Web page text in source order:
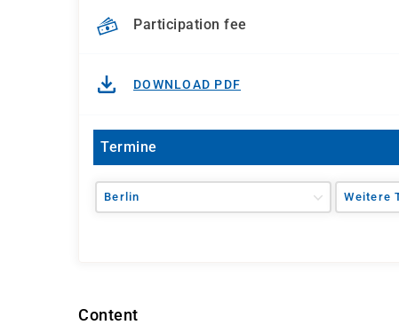
Participation fee
DOWNLOAD PDF
Termine
Berlin Weitere
Content